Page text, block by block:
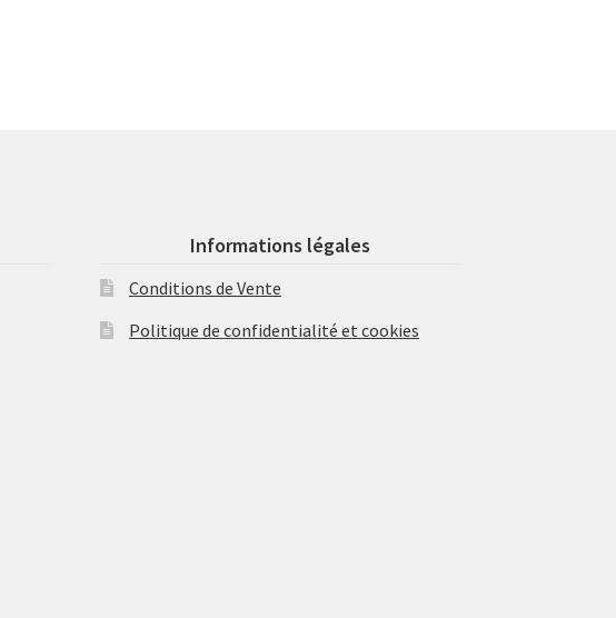
Informations légales
Conditions de Vente
Politique de confidentialité et cookies